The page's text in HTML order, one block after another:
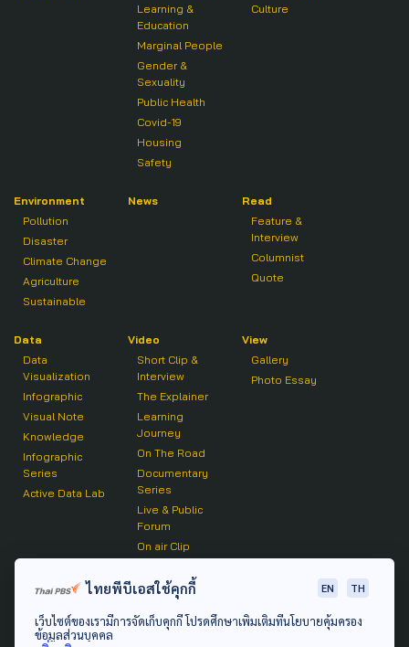
Learning &
Education
Marginal People
Gender &
Sexuality
Public Health
Covid-19
Housing
Safety
Culture
Environment
Pollution
Disaster
Climate Change
Agriculture
Sustainable
News
Read
Feature &
Interview
Columnist
Quote
Data
Data
Visualization
Infographic
Visual Note
Knowledge
Infographic
Series
Active Data Lab
Video
Short Clip &
Interview
The Explainer
Learning
Journey
On The Road
Documentary
Series
Live & Public
Forum
On air Clip
View
Gallery
Photo Essay
Active Talk
ไทยพีบีเอสใช้คุกกี้ EN TH
เว็บไซต์ของเรามีการจัดเก็บคุกกี้ โปรดศึกษาเพิ่มเติมที่นโยบายคุ้มครอง
ข้อมูลส่วนบุคคล